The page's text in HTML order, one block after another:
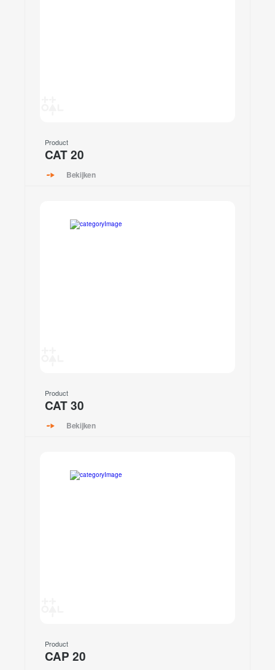
Product
CAT 20
Bekijken
Product
CAT 30
Bekijken
Product
CAP 20